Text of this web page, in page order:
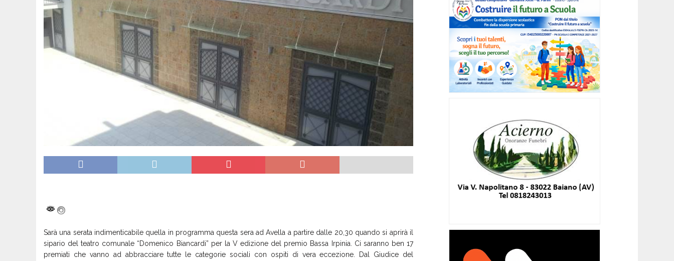
Sarà una serata indimenticabile quella in programma questa sera ad Avella a partire dalle 20,30 quando si aprirà il
sipario del teatro comunale “Domenico Biancardi” per la V edizione del premio Bassa Irpinia. Ci saranno ben 17
premiati che vanno ad abbracciare tutte le categorie sociali con ospiti di vera eccezione. Dal Giudice del